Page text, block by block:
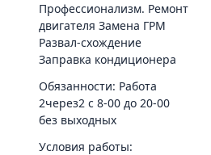
Профессионализм. Ремонт
двигателя Замена ГРМ
Развал-схождение
Заправка кондиционера
Обязанности: Работа
2через2 с 8-00 до 20-00
без выходных
Условия работы: